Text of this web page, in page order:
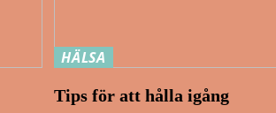
HÄLSA
Tips för att hålla igång